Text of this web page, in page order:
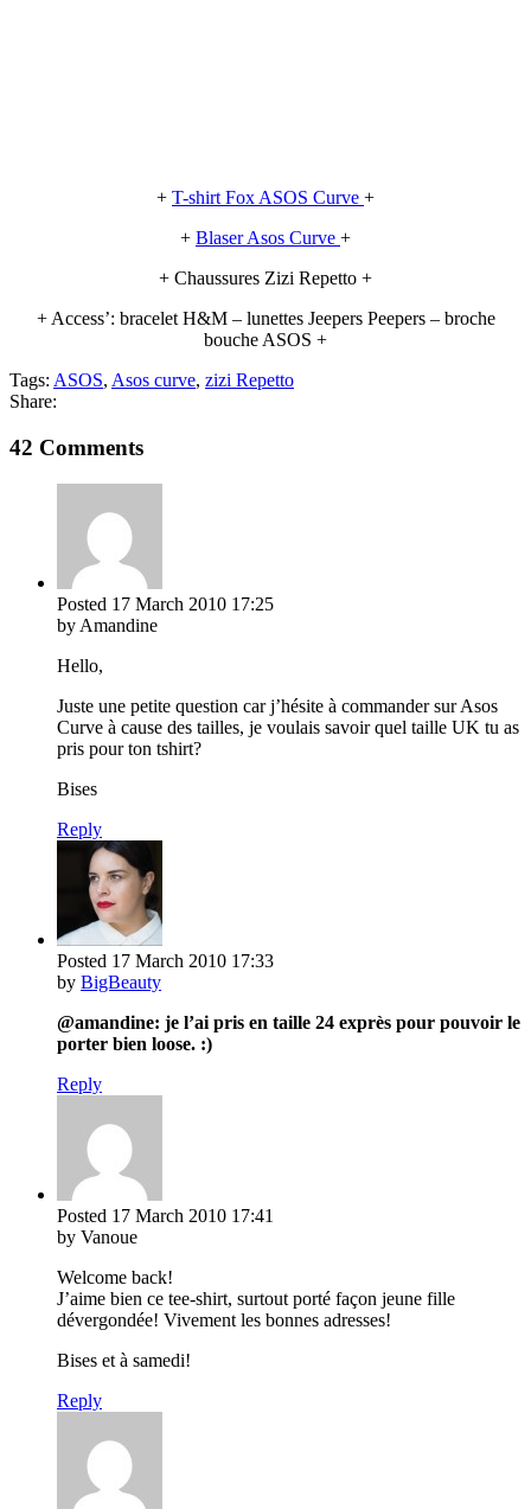
+ T-shirt Fox ASOS Curve +
+ Blaser Asos Curve +
+ Chaussures Zizi Repetto +
+ Access’: bracelet H&M – lunettes Jeepers Peepers – broche
bouche ASOS +
Tags: ASOS, Asos curve, zizi Repetto
Share:
42 Comments
Posted 17 March 2010 17:25
by Amandine
Hello,
Juste une petite question car j’hésite à commander sur Asos
Curve à cause des tailles, je voulais savoir quel taille UK tu as
pris pour ton tshirt?
Bises
Reply
Posted 17 March 2010 17:33
by BigBeauty
@amandine: je l’ai pris en taille 24 exprès pour pouvoir le
porter bien loose. :)
Reply
Posted 17 March 2010 17:41
by Vanoue
Welcome back!
J’aime bien ce tee-shirt, surtout porté façon jeune fille
dévergondée! Vivement les bonnes adresses!
Bises et à samedi!
Reply